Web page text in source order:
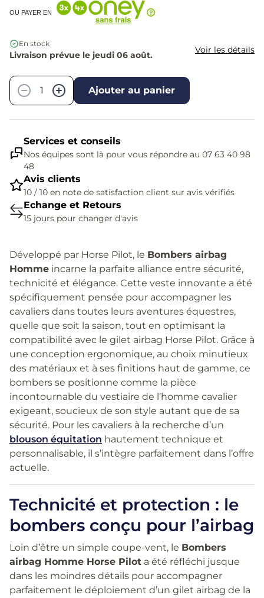
OU PAYER EN
En stock
Livraison prévue le jeudi 06 août. Voir les détails
−
+ Ajouter au panier
Services et conseils
Nos équipes sont là pour vous répondre au 07 63 40 98
48
Avis clients
10 / 10 en note de satisfaction client sur avis vérifiés
Echange et Retours
15 jours pour changer d'avis
Développé par Horse Pilot, le Bombers airbag
Homme incarne la parfaite alliance entre sécurité,
technicité et élégance. Cette veste innovante a été
spécifiquement pensée pour accompagner les
cavaliers dans toutes leurs aventures équestres,
quelle que soit la saison, tout en optimisant la
compatibilité avec le gilet airbag Horse Pilot. Grâce à
une conception ergonomique, au choix minutieux
des matériaux et à ses finitions haut de gamme, ce
bombers se positionne comme la pièce
incontournable du vestiaire de l’homme cavalier
exigeant, soucieux de son style autant que de sa
sécurité. Pour les cavaliers à la recherche d’un
blouson équitation hautement technique et
personnalisable, il s’intègre parfaitement dans l’offre
actuelle.
Technicité et protection : le
bombers conçu pour l’airbag
Loin d’être un simple coupe-vent, le Bombers
airbag Homme Horse Pilot a été réfléchi jusque
dans les moindres détails pour accompagner
parfaitement le déploiement d’un gilet airbag de la